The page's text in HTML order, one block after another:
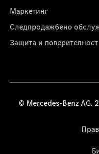
Маркетинг
Следпродажбено
Защита и поверителност
© Mercedes-Benz AG.